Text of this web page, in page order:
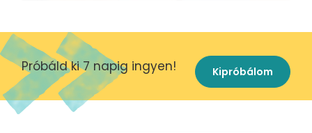
Próbáld ki 7 napig ingyen! Kipróbálom